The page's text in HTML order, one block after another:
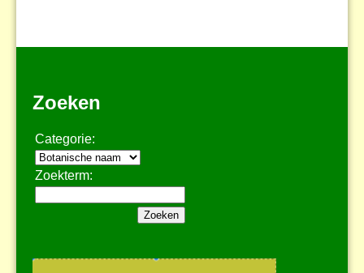
Zoeken
Categorie:
Zoekterm: